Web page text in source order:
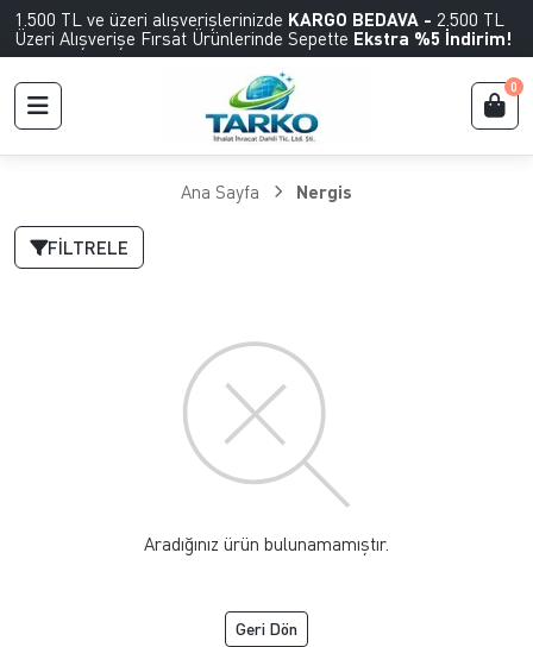
1.500 TL ve üzeri alışverişlerinizde KARGO BEDAVA - 2.500 TL
Üzeri Alışverişe Fırsat Ürünlerinde Sepette Ekstra %5 İndirim!
0
Ana Sayfa Nergis
FILTRELE
Aradığınız ürün bulunamamıştır.
Geri Dön